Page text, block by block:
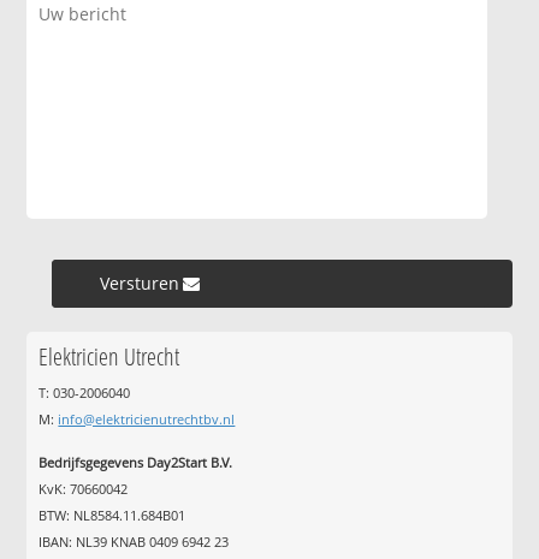
Versturen »
Elektricien Utrecht
T: 030-2006040
M: info@elektricienutrechtbv.nl
Bedrijfsgegevens Day2Start B.V.
KvK: 70660042
BTW: NL8584.11.684B01
IBAN: NL39 KNAB 0409 6942 23